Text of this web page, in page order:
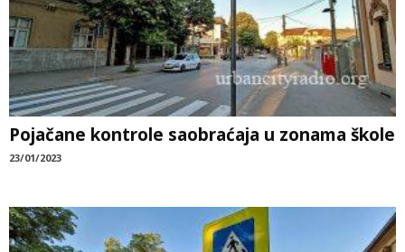
Pojačane kontrole saobraćaja u zonama škole
23/01/2023